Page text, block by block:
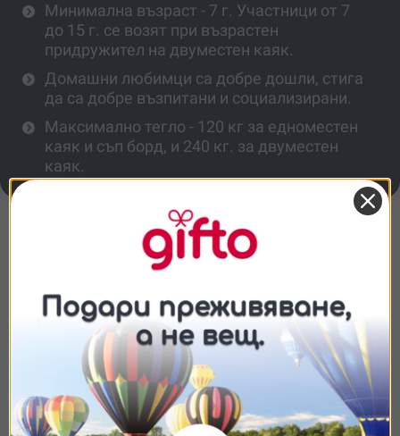
Минимална възраст - 7 г. Участници от 7
до 15 г. се возят при възрастен
придружител на двуместен каяк.
Домашни любимци са добре дошли, стига
да са добре възпитани и социализирани.
Максимално тегло - 120 кг за едноместен
каяк и съп борд, и 240 кг. за двуместен
каяк.
Повече информация
Подходящо ли е за деца?
Могат ли да участват домашни
любимци?
Съгласие Подробности Относно
Ние използваме бисквитки. Използваме
бисквитки и подобни технологии, за да осигурим
работата на уебсайта, да подобрим